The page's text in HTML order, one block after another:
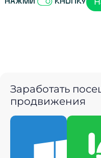
Нажми кнопку
Заработать
продвижения